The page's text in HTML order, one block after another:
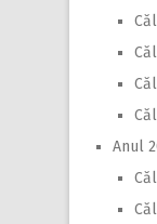
Anul